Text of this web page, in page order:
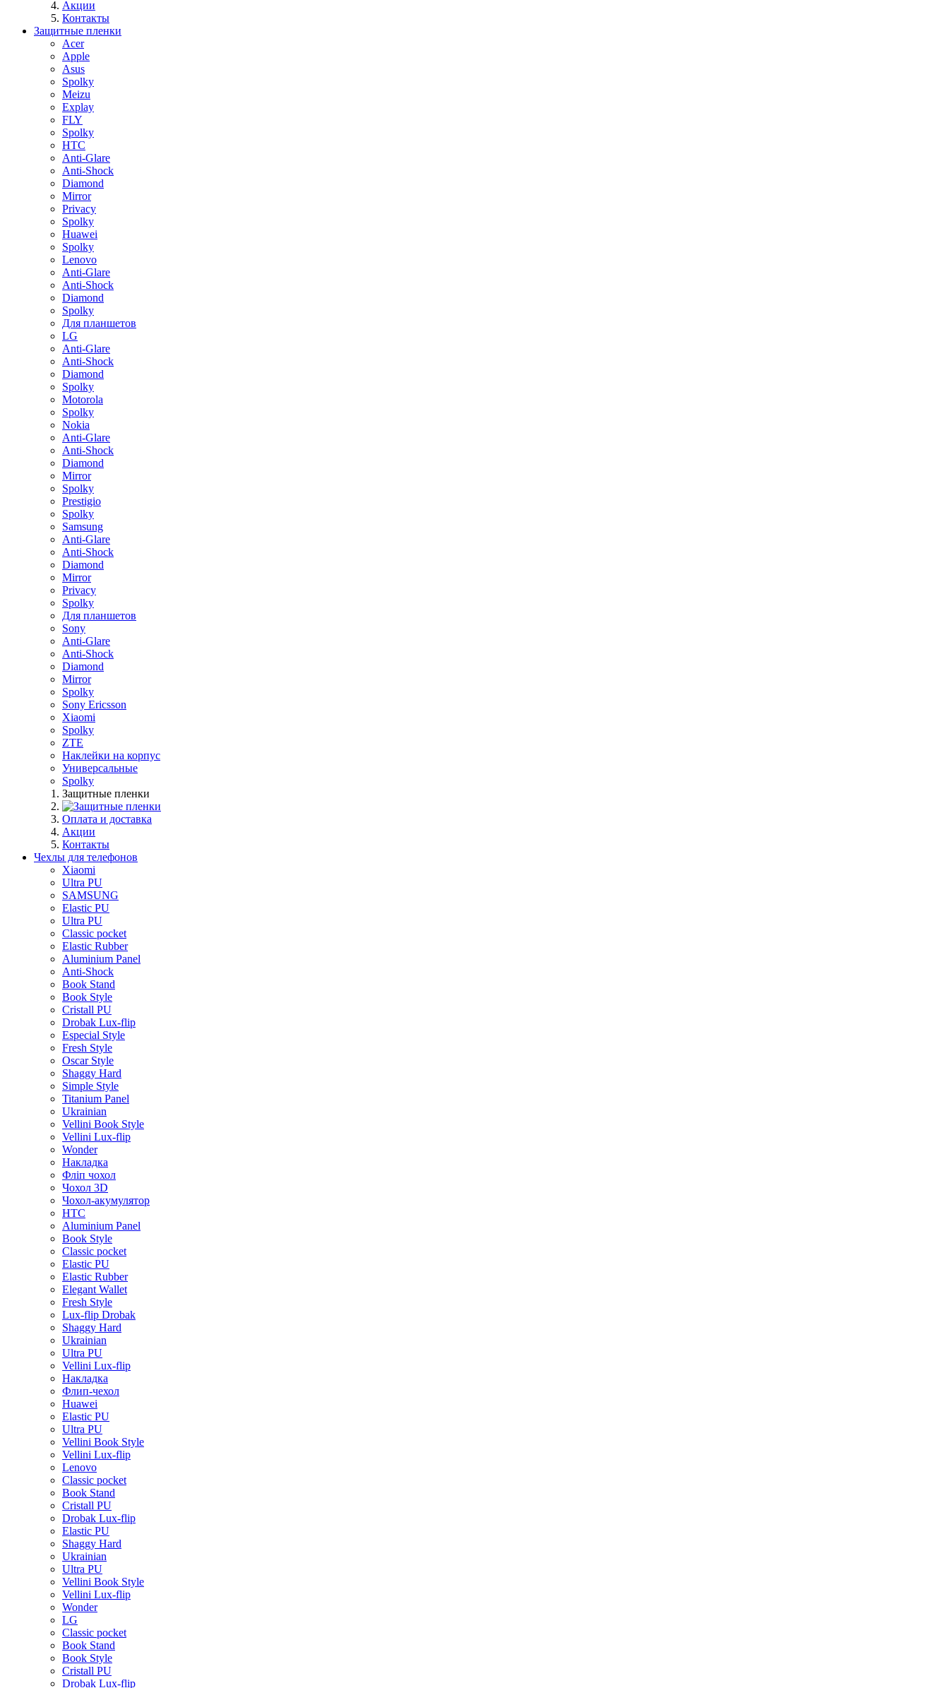
Акции
Контакты
Защитные пленки
Acer
Apple
Asus
Spolky
Meizu
Explay
FLY
Spolky
HTC
Anti-Glare
Anti-Shock
Diamond
Mirror
Privacy
Spolky
Huawei
Spolky
Lenovo
Anti-Glare
Anti-Shock
Diamond
Spolky
Для планшетов
LG
Anti-Glare
Anti-Shock
Diamond
Spolky
Motorola
Spolky
Nokia
Anti-Glare
Anti-Shock
Diamond
Mirror
Spolky
Prestigio
Spolky
Samsung
Anti-Glare
Anti-Shock
Diamond
Mirror
Privacy
Spolky
Для планшетов
Sony
Anti-Glare
Anti-Shock
Diamond
Mirror
Spolky
Sony Ericsson
Xiaomi
Spolky
ZTE
Наклейки на корпус
Универсальные
Spolky
Защитные пленки
Оплата и доставка
Акции
Контакты
Чехлы для телефонов
Xiaomi
Ultra PU
SAMSUNG
Elastic PU
Ultra PU
Classic pocket
Elastic Rubber
Aluminium Panel
Anti-Shock
Book Stand
Book Style
Cristall PU
Drobak Lux-flip
Especial Style
Fresh Style
Oscar Style
Shaggy Hard
Simple Style
Titanium Panel
Ukrainian
Vellini Book Style
Vellini Lux-flip
Wonder
Накладка
Фліп чохол
Чохол 3D
Чохол-акумулятор
HTC
Aluminium Panel
Book Style
Classic pocket
Elastic PU
Elastic Rubber
Elegant Wallet
Fresh Style
Lux-flip Drobak
Shaggy Hard
Ukrainian
Ultra PU
Vellini Lux-flip
Накладка
Флип-чехол
Huawei
Elastic PU
Ultra PU
Vellini Book Style
Vellini Lux-flip
Lenovo
Classic pocket
Book Stand
Cristall PU
Drobak Lux-flip
Elastic PU
Shaggy Hard
Ukrainian
Ultra PU
Vellini Book Style
Vellini Lux-flip
Wonder
LG
Classic pocket
Book Stand
Book Style
Cristall PU
Drobak Lux-flip